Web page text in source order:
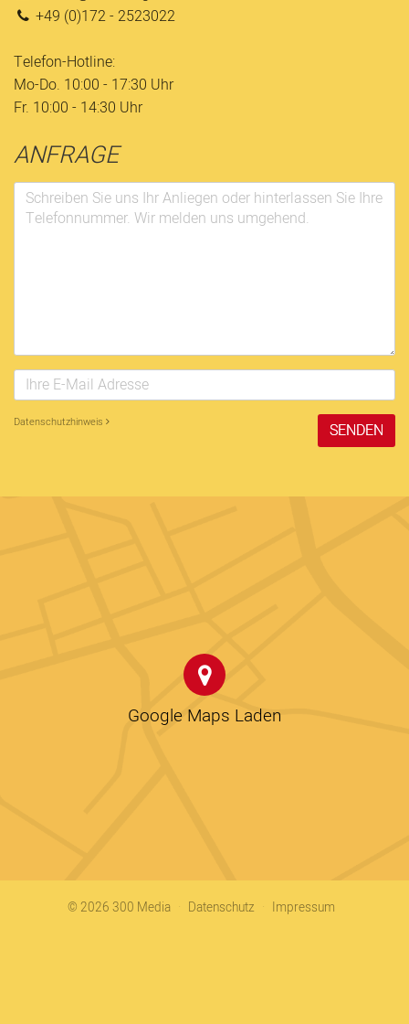
+49 (0)172 - 2523022
Telefon-Hotline:
Mo-Do. 10:00 - 17:30 Uhr
Fr. 10:00 - 14:30 Uhr
ANFRAGE
Datenschutzhinweis SENDEN
Google Maps Laden
© 2026 300 Media Datenschutz Impressum